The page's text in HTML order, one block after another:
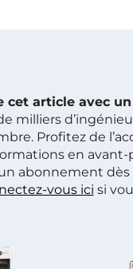
cet article avec
milliers
Profitez de
en
abonnement
vous ici si